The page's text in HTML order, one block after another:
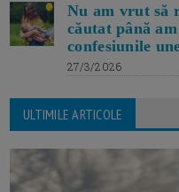
Nu am vrut să
căutat până
confesiunile
27/3/2026
ULTIMILE ARTICOLE